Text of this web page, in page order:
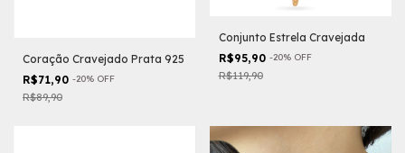
Coração Cravejado Prata 925
R$71,90 -20% OFF
R$89,90
Conjunto Estrela Cravejada
R$95,90 -20% OFF
R$119,90